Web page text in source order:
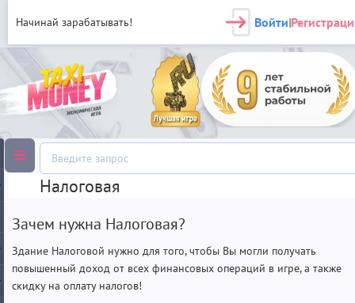
Начинай зарабатывать! Войти|
Налоговая
Зачем нужна Налоговая?
Здание Налоговой нужно для того, чтобы Вы могли получать
повышенный доход от всех финансовых операций в игре, а также
скидку на оплату налогов!